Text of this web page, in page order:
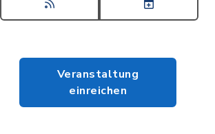
Veranstaltung
einreichen